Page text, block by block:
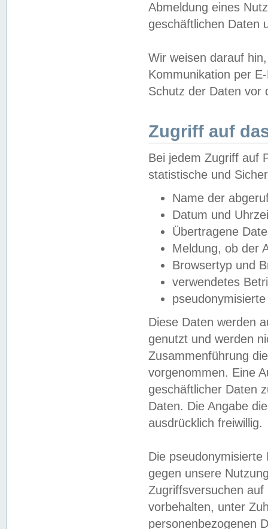
Abmeldung eines
geschäftlichen Daten
Wir weisen darauf
Kommunikation per
Schutz der Daten vor
Zugriff auf
Bei jedem Zugriff auf
statistische und
Name der
Datum und
Übertragene
Meldung, ob der
Browsertyp und
verwendetes
Diese Daten werden
genutzt und werden
Zusammenführung
vorgenommen. Eine
geschäftlicher Daten
Daten. Die Angabe
ausdrücklich freiwillig.
Die
gegen unsere
Zugriffsversuchen
vorbehalten, unter
personenbezogenen